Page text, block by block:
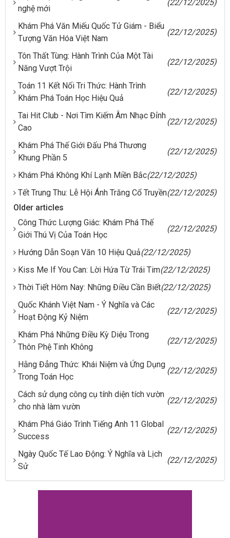
nghệ mới
(22/12/2025)
Khám Phá Văn Miếu Quốc Tử Giám - Biểu
Tượng Văn Hóa Việt Nam
(22/12/2025)
Tôn Thất Tùng: Hành Trình Của Một Tài
Năng Vượt Trội
(22/12/2025)
Toán 11 Kết Nối Tri Thức: Hành Trình
Khám Phá Toán Học Hiệu Quả
(22/12/2025)
Tai Hit Club - Nơi Tìm Kiếm Âm Nhạc Đỉnh
Cao
(22/12/2025)
Khám Phá Thế Giới Đấu Phá Thương
Khung Phần 5
(22/12/2025)
Khám Phá Không Khí Lạnh Miền Bắc(22/12/2025)
Tết Trung Thu: Lễ Hội Ánh Trăng Cổ Truyền(22/12/2025)
Older articles
Công Thức Lượng Giác: Khám Phá Thế
Giới Thú Vị Của Toán Học
(22/12/2025)
Hướng Dẫn Soạn Văn 10 Hiệu Quả(22/12/2025)
Kiss Me If You Can: Lời Hứa Từ Trái Tim(22/12/2025)
Thời Tiết Hôm Nay: Những Điều Cần Biết(22/12/2025)
Quốc Khánh Việt Nam - Ý Nghĩa và Các
Hoạt Động Kỷ Niệm
(22/12/2025)
Khám Phá Những Điều Kỳ Diệu Trong
Thôn Phệ Tinh Không
(22/12/2025)
Hằng Đẳng Thức: Khái Niệm và Ứng Dụng
Trong Toán Học
(22/12/2025)
Cách sử dụng công cụ tính diện tích vườn
cho nhà làm vườn
(22/12/2025)
Khám Phá Giáo Trình Tiếng Anh 11 Global
Success
(22/12/2025)
Ngày Quốc Tế Lao Động: Ý Nghĩa và Lịch
Sử
(22/12/2025)